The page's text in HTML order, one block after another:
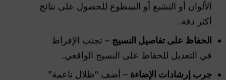
الألوان أو التشبع أو السطوع للحصول على نتائج
أكثر دقة.
الحفاظ على تفاصيل النسيج – تجنب الإفراط
في التعديل للحفاظ على النسيج الواقعي.
جرب إرشادات الإضاءة – أضف “ظلال ناعمة”